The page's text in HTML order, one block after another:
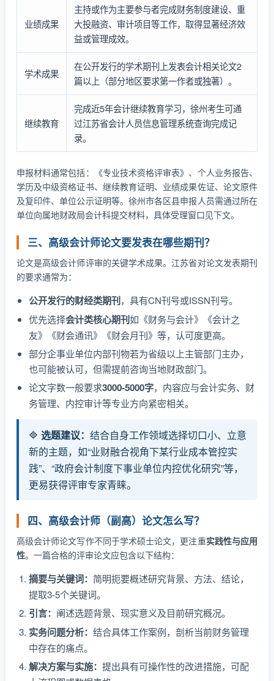
业绩成果
主持或作为主要参与者完成财务制度建设、重
大投融资、审计项目等工作，取得显著经济效
益或管理成效。
学术成果
在公开发行的学术期刊上发表会计相关论文2
篇以上（部分地区要求第一作者或独著）。
继续教育
完成近5年会计继续教育学习，徐州考生可通
过江苏省会计人员信息管理系统查询完成记
录。
申报材料通常包括：《专业技术资格评审表》、个人业务报告、
学历及中级资格证书、继续教育证明、业绩成果佐证、论文原件
及复印件、单位公示证明等。徐州市各区县申报人员需通过所在
单位向属地财政局会计科提交材料，具体受理窗口见下文。
三、高级会计师论文要发表在哪些期刊？
论文是高级会计师评审的关键学术成果。江苏省对论文发表期刊
的要求通常为：
公开发行的财经类期刊，具有CN刊号或ISSN刊号。
优先选择会计类核心期刊如《财务与会计》《会计之
友》《财会通讯》《财会月刊》等，认可度更高。
部分企事业单位内部刊物若为省级以上主管部门主办，
也可能被认可，但需提前咨询当地财政部门。
论文字数一般要求3000-5000字，内容应与会计实务、财
务管理、内控审计等专业方向紧密相关。
🔷 选题建议： 结合自身工作领域选择切口小、立意
新的主题，如“业财融合视角下某行业成本管控实
践”、“政府会计制度下事业单位内控优化研究”等，
更易获得评审专家青睐。
四、高级会计师（副高）论文怎么写？
高级会计师论文写作不同于学术硕士论文，更注重实践性与应用
性。一篇合格的评审论文应包含以下结构：
摘要与关键词： 简明扼要概述研究背景、方法、结论，
提取3-5个关键词。
引言： 阐述选题背景、现实意义及目前研究概况。
实务问题分析： 结合具体工作案例，剖析当前财务管理
中存在的痛点。
解决方案与实施： 提出具有可操作性的改进措施，可配